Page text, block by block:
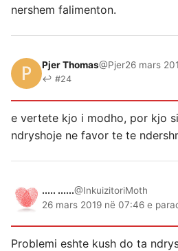
nershem falimenton.
Pjer Thomas@Pjer26 mars
↩ #24
e vertete kjo i modho, por kjo
ndryshoje ne favor te te
..... ......@InkuizitoriMoth
26 mars 2019 në 07:46 e
Problemi eshte kush do ta